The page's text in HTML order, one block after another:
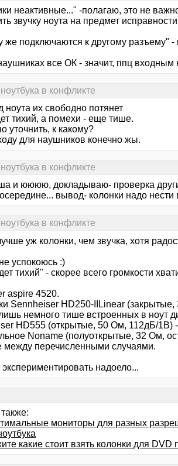
неактивные..." -полагаю, это не
звучку ноута на предмет
же подключаются к другому разъему" -
все ОК - значит, ппц входным
в конфликте
ноута их свободно потянет
тихий, а помехи - еще тише.
уточнить, к какому?
для наушников конечно жы.
в конфликте
и юююю, докладываю- проверка
вывод- колонки надо нести
в конфликте
уж колонки, чем звучка, хотя
успокоюсь :)
тихий" - скорее всего громкости
aspire 4520.
Sennheiser HD250-IILinear
немного тише встроенных в ноут
HD555 (открытые, 50 Ом, 112дБ/1В)
Noname (полуоткрытые, 32 Ом,
между перечисленными случаями.
надоело...
мониторы для разных
какие стоит взять колонки для DVD